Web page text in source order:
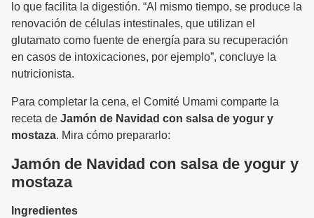
lo que facilita la digestión. “Al mismo tiempo, se produce la
renovación de células intestinales, que utilizan el
glutamato como fuente de energía para su recuperación
en casos de intoxicaciones, por ejemplo”, concluye la
nutricionista.
Para completar la cena, el Comité Umami comparte la
receta de Jamón de Navidad con salsa de yogur y
mostaza. Mira cómo prepararlo:
Jamón de Navidad con salsa de yogur y
mostaza
Ingredientes